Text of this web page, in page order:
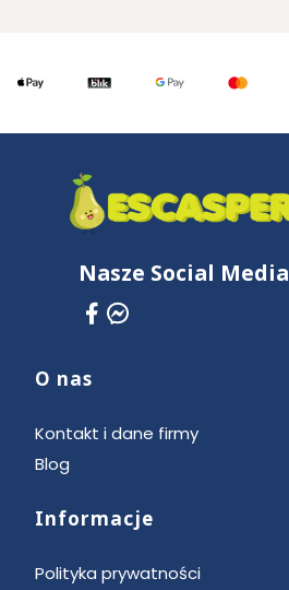
Nasze Social Media
Linki w stopce
O nas
Kontakt i dane firmy
Blog
Informacje
Polityka prywatności